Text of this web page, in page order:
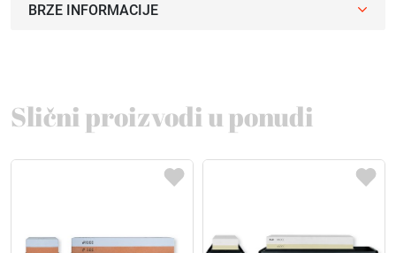
BRZE INFORMACIJE
Slični proizvodi u ponudi